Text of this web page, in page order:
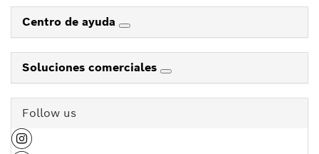
Centro de ayuda
Soluciones comerciales
Follow us